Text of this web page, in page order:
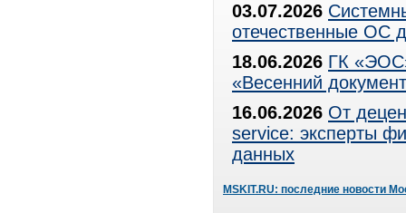
03.07.2026
отечественные ОС
18.06.2026 ГК
«Весенний
16.06.2026 От
service: эксперты
данных
MSKIT.RU: последние новости